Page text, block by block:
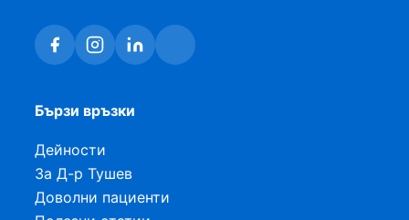
Бързи връзки
Дейности
За Д-р Тушев
Доволни пациенти